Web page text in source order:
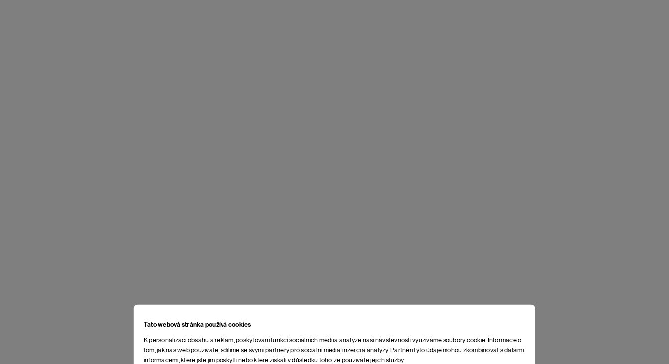
Tato webová stránka používá cookies
K personalizaci obsahu a reklam, poskytování funkcí sociálních médií a analýze naší návštěvnosti využíváme soubory cookie. Informace o
tom, jak náš web používáte, sdílíme se svými partnery pro sociální média, inzerci a analýzy. Partneři tyto údaje mohou zkombinovat s dalšími
informacemi, které jste jim poskytli nebo které získali v důsledku toho, že používáte jejich služby.